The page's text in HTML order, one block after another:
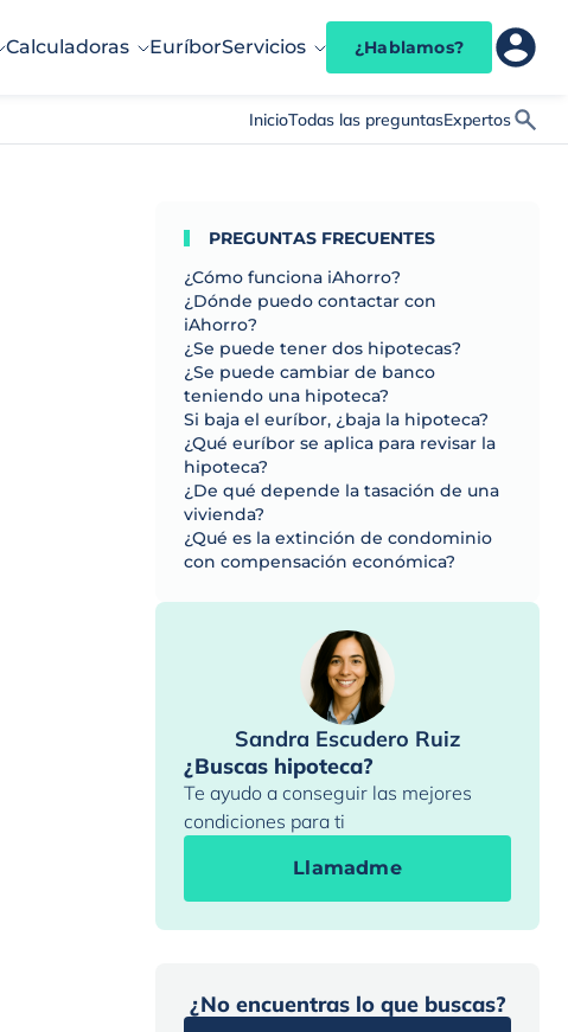
Calculadoras EuríborServicios ¿Hablamos?
InicioTodas las preguntasExpertos
PREGUNTAS FRECUENTES
¿Cómo funciona iAhorro?
¿Dónde puedo contactar con
iAhorro?
¿Se puede tener dos hipotecas?
¿Se puede cambiar de banco
teniendo una hipoteca?
Si baja el euríbor, ¿baja la hipoteca?
¿Qué euríbor se aplica para revisar la
hipoteca?
¿De qué depende la tasación de una
vivienda?
¿Qué es la extinción de condominio
con compensación económica?
Sandra Escudero Ruiz
¿Buscas hipoteca?
Te ayudo a conseguir las mejores
condiciones para ti
Llamadme
¿No encuentras lo que buscas?